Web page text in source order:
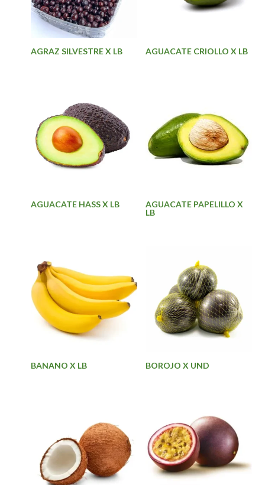
AGRAZ SILVESTRE X LB AGUACATE CRIOLLO X LB
AGUACATE HASS X LB
AGUACATE PAPELILLO X
LB
BANANO X LB BOROJO X UND